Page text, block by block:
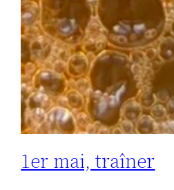
1er mai, traîner